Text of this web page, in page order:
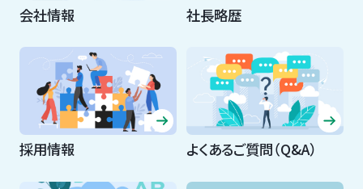
会社情報 社長略歴
採用情報 よくあるご質問（Q&A）